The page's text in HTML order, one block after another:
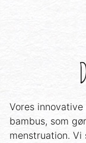
Vores
bambus, som
menstruation.